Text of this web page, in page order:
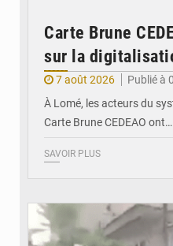
Carte Brune
sur la
7 août 2026
Publié à
À Lomé, les acteurs du
Carte Brune CEDEAO ont…
SAVOIR PLUS